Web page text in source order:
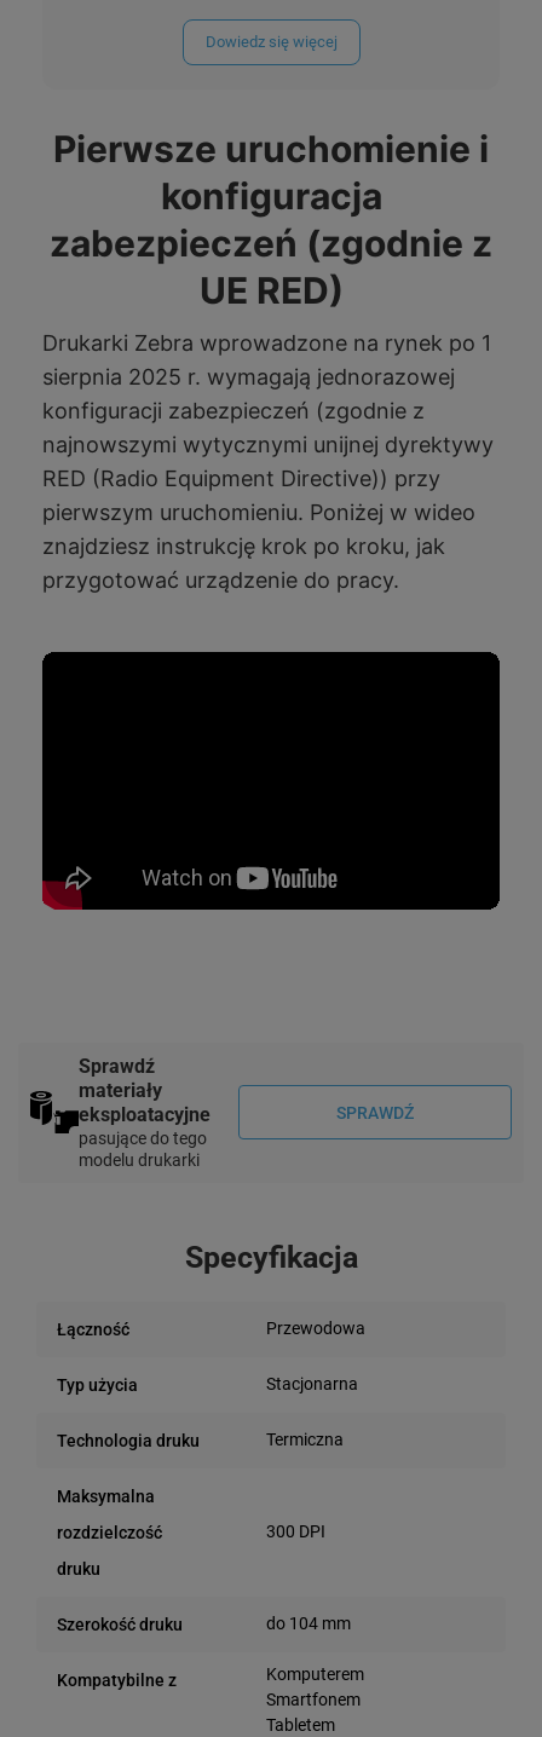
Dowiedz się więcej
Pierwsze uruchomienie i
konfiguracja
zabezpieczeń (zgodnie z
UE RED)
Drukarki Zebra wprowadzone na rynek po 1
sierpnia 2025 r. wymagają jednorazowej
konfiguracji zabezpieczeń (zgodnie z
najnowszymi wytycznymi unijnej dyrektywy
RED (Radio Equipment Directive)) przy
pierwszym uruchomieniu. Poniżej w wideo
znajdziesz instrukcję krok po kroku, jak
przygotować urządzenie do pracy.
Sprawdź
materiały
eksploatacyjne
pasujące do tego
modelu drukarki
SPRAWDŹ
Specyfikacja
Łączność Przewodowa
Typ użycia Stacjonarna
Technologia druku Termiczna
Maksymalna
rozdzielczość
druku
300 DPI
Szerokość druku do 104 mm
Kompatybilne z
Komputerem
Smartfonem
Tabletem